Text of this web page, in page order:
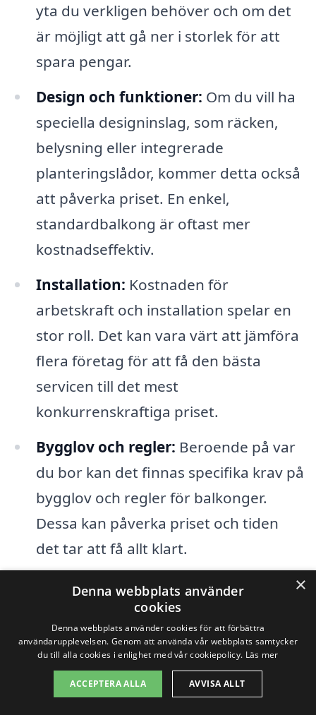
yta du verkligen behöver och om det
är möjligt att gå ner i storlek för att
spara pengar.
Design och funktioner: Om du vill ha
speciella designinslag, som räcken,
belysning eller integrerade
planteringslådor, kommer detta också
att påverka priset. En enkel,
standardbalkong är oftast mer
kostnadseffektiv.
Installation: Kostnaden för
arbetskraft och installation spelar en
stor roll. Det kan vara värt att jämföra
flera företag för att få den bästa
servicen till det mest
konkurrenskraftiga priset.
Bygglov och regler: Beroende på var
du bor kan det finnas specifika krav på
bygglov och regler för balkonger.
Dessa kan påverka priset och tiden
det tar att få allt klart.
Det är alltid en bra idé att samla in flera
offerter från olika företag för att få en
uppfattning om vad enbalkong i
Törebodakan kosta. På balkong-pris.se är
vi här för att hjälpa dig att hitta rätt
×
Denna webbplats använder
cookies
Denna webbplats använder cookies för att förbättra
användarupplevelsen. Genom att använda vår webbplats samtycker
du till alla cookies i enlighet med vår cookiepolicy. Läs mer
ACCEPTERA ALLA AVVISA ALLT